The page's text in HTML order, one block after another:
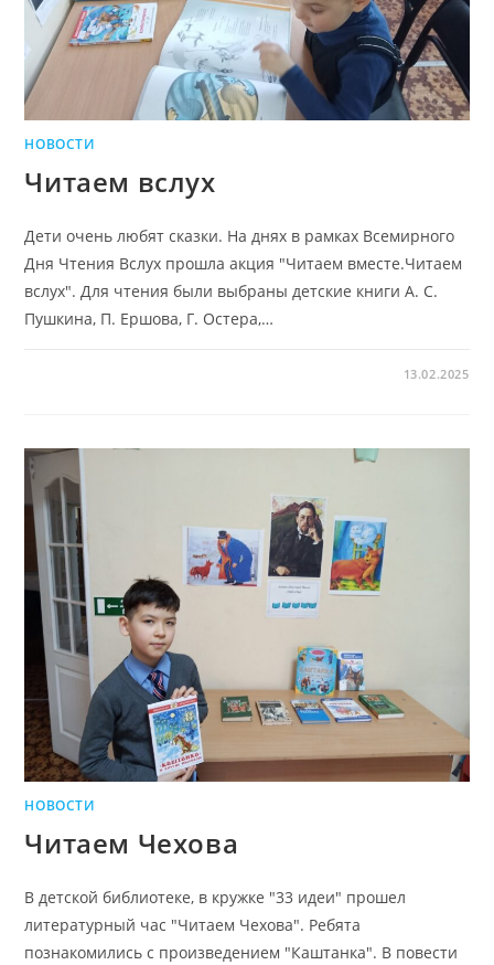
НОВОСТИ
Читаем вслух
Дети очень любят сказки. На днях в рамках Всемирного
Дня Чтения Вслух прошла акция "Читаем вместе.Читаем
вслух". Для чтения были выбраны детские книги А. С.
Пушкина, П. Ершова, Г. Остера,…
13.02.2025
НОВОСТИ
Читаем Чехова
В детской библиотеке, в кружке "33 идеи" прошел
литературный час "Читаем Чехова". Ребята
познакомились с произведением "Каштанка". В повести